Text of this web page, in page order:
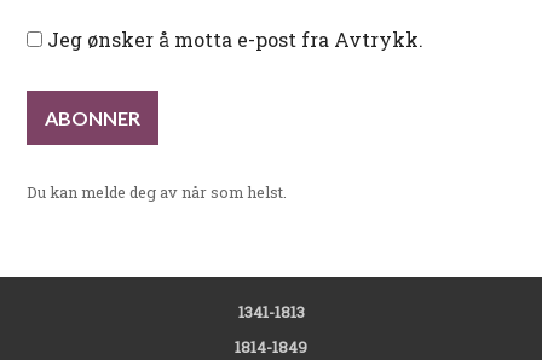
Jeg ønsker å motta e-post fra Avtrykk.
Du kan melde deg av når som helst.
1341-1813
1814-1849